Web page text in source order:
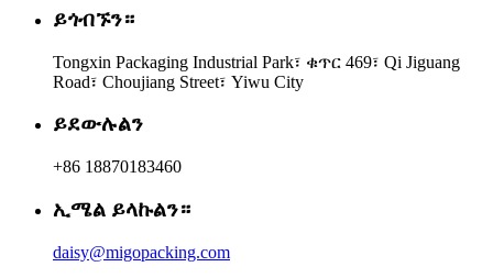
ይጎብኙን።
Tongxin Packaging Industrial Park፣ ቁጥር 469፣ Qi Jiguang
Road፣ Choujiang Street፣ Yiwu City
ይደውሉልን
+86 18870183460
ኢሜል ይላኩልን።
daisy@migopacking.com